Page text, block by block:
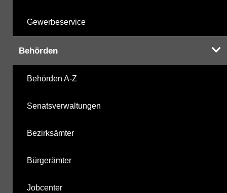
Gewerbeservice
Behörden
Behörden A-Z
Senatsverwaltungen
Bezirksämter
Bürgerämter
Jobcenter